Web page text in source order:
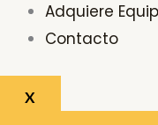
Adquiere
Contacto
X